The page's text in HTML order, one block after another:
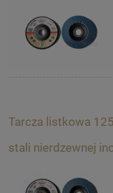
Tarcza listkowa
stali nierdzewnej